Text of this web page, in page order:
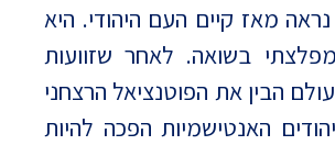
מאז קיים העם היהודי. היא
בשואה. לאחר שזוועות
הבין את הפוטנציאל הרצחני
האנטישמיות הפכה להיות